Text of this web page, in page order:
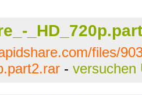
files/
- versuchen